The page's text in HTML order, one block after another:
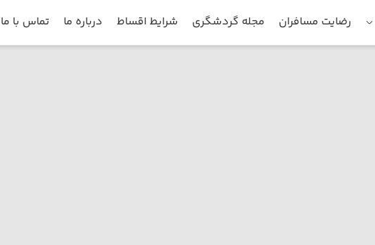
رضایت مسافران مجله گردشگری شرایط اقساط درباره ما تماس با ما